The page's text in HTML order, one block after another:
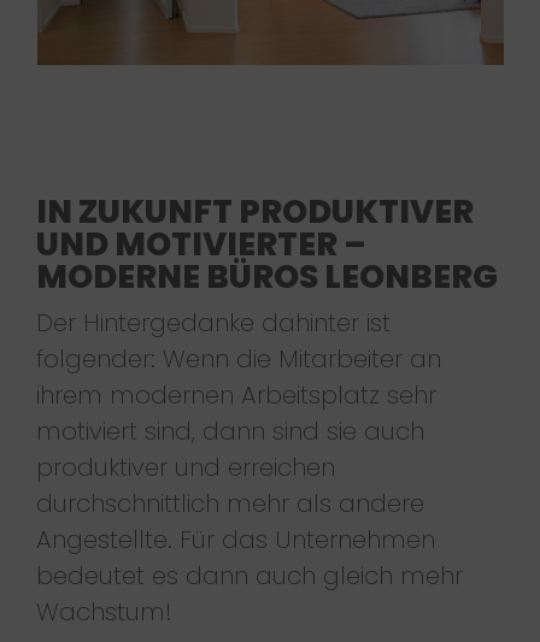
IN ZUKUNFT PRODUKTIVER
UND MOTIVIERTER –
MODERNE BÜROS LEONBERG
Der Hintergedanke dahinter ist
folgender: Wenn die Mitarbeiter an
ihrem modernen Arbeitsplatz sehr
motiviert sind, dann sind sie auch
produktiver und erreichen
durchschnittlich mehr als andere
Angestellte. Für das Unternehmen
bedeutet es dann auch gleich mehr
Wachstum!